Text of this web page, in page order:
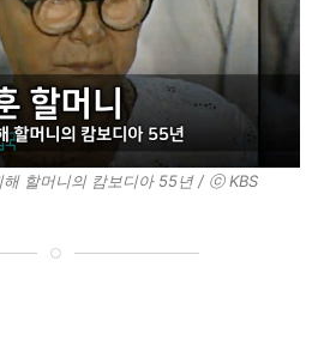
할머니의 캄보디아 55년 / ⓒ KBS